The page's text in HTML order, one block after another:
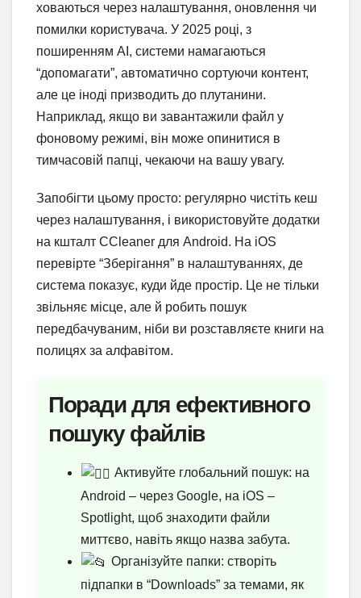
ховаються через налаштування, оновлення чи
помилки користувача. У 2025 році, з
поширенням AI, системи намагаються
“допомагати”, автоматично сортуючи контент,
але це іноді призводить до плутанини.
Наприклад, якщо ви завантажили файл у
фоновому режимі, він може опинитися в
тимчасовій папці, чекаючи на вашу увагу.
Запобігти цьому просто: регулярно чистіть кеш
через налаштування, і використовуйте додатки
на кшталт CCleaner для Android. На iOS
перевірте “Зберігання” в налаштуваннях, де
система показує, куди йде простір. Це не тільки
звільняє місце, але й робить пошук
передбачуваним, ніби ви розставляєте книги на
полицях за алфавітом.
Поради для ефективного
пошуку файлів
Активуйте глобальний пошук: на
Android – через Google, на iOS –
Spotlight, щоб знаходити файли
миттєво, навіть якщо назва забута.
Організуйте папки: створіть
підпапки в “Downloads” за темами, як